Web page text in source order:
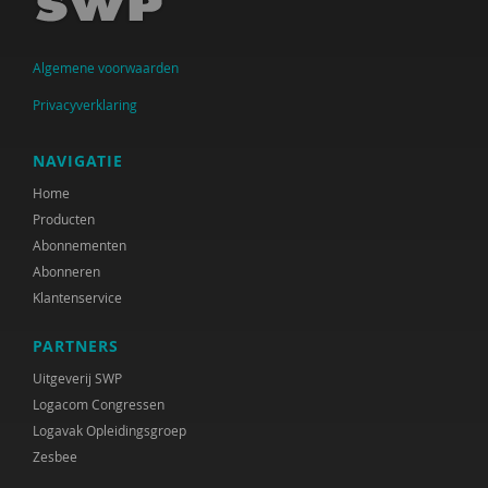
Peter Dijkstra
Sietske Dijkstra, Hameeda Lakho en Kirsten
Linda Duvekot
Miriam Ekelschot
Monique Engelbertink
Maarten Faas
Angelique Friderich
Algemene voorwaarden
Privacyverklaring
NAVIGATIE
Home
Producten
Abonnementen
Abonneren
Klantenservice
PARTNERS
Uitgeverij SWP
Logacom Congressen
Logavak Opleidingsgroep
Zesbee